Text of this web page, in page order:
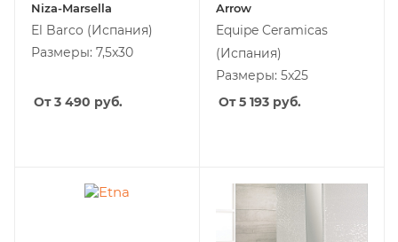
Niza-Marsella
El Barco (Испания)
Размеры: 7,5x30
От 3 490 руб.
Arrow
Equipe Ceramicas
(Испания)
Размеры: 5x25
От 5 193 руб.